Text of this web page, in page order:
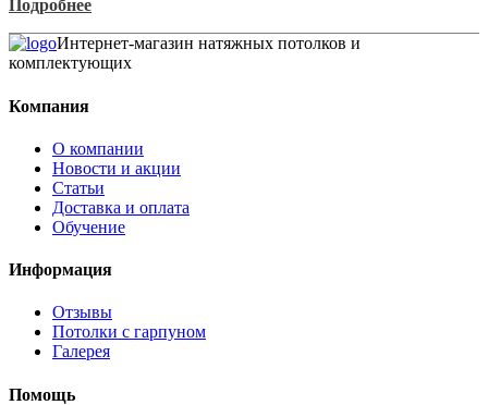
Подробнее
Интернет-магазин натяжных потолков и
комплектующих
Компания
О компании
Новости и акции
Статьи
Доставка и оплата
Обучение
Информация
Отзывы
Потолки с гарпуном
Галерея
Помощь